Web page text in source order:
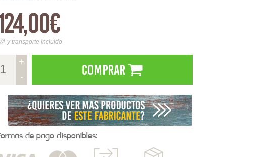
y transporte incluido
+
-
Comprar
de pago disponibles: